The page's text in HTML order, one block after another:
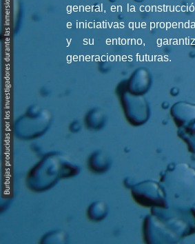
general, en la
e iniciativas que
y su entorno,
generaciones futuras.